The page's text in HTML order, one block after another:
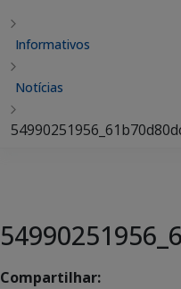
Informativos
Notícias
Compartilhar: